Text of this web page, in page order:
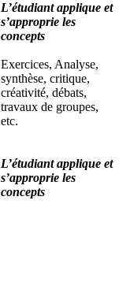
L’étudiant applique et
s’approprie les
concepts
Exercices, Analyse,
synthèse, critique,
créativité, débats,
travaux de groupes,
etc.
L’étudiant applique et
s’approprie les
concepts